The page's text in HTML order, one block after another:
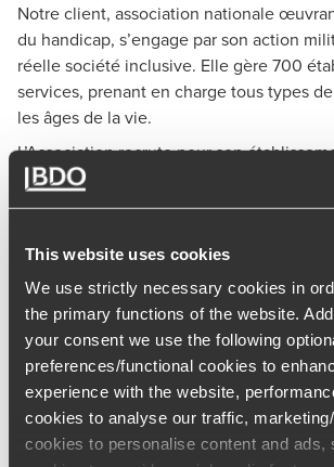
This website uses cookies
We use strictly necessary cookies in
the primary functions of the website.
your consent we use the following
preferences/functional cookies to
experience with the website,
cookies to analyse our traffic,
cookies to personalise content and ads,
Notre client, association nationale
du handicap, s’engage par son action
réelle société inclusive. Elle gère 700
services, prenant en charge tous types
les âges de la vie.
L’Association recrute pour son
foyer d’hébergement (20 personnes), d’un
personnes) et d’un SAVS (30 personnes),
CHEF DE SERVICE
Membre de l’équipe de direction et
de l’établissement, vous êtes garant de
des personnes en situation de handicap
œuvre des projets personnalisés des
du projet d’établissement et dans une
de la qualité. Pour cela, vos missions sont :
Encadrer et coordonner les équipes